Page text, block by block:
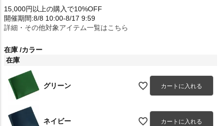
15,000円以上の購入で10%OFF
開催期間:8/8 10:00-8/17 9:59
詳細・その他対象アイテム一覧はこちら
在庫 カラー
在庫
グリーン カートに入れる
ネイビー カートに入れる